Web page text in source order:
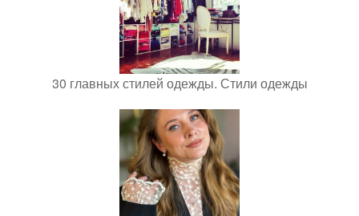
30 главных стилей одежды. Стили одежды